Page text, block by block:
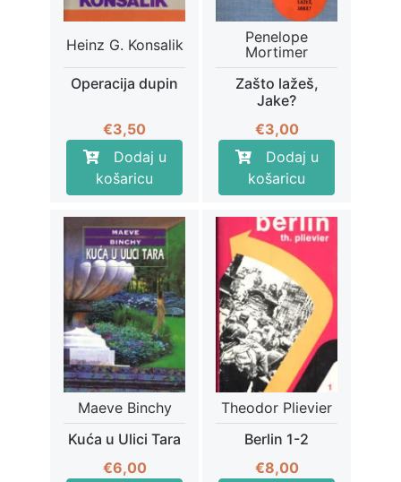
Heinz G. Konsalik
Operacija dupin
€3,50
Dodaj u
košaricu
Penelope
Mortimer
Zašto lažeš,
Jake?
€3,00
Dodaj u
košaricu
Maeve Binchy
Kuća u Ulici Tara
€6,00
Theodor Plievier
Berlin 1-2
€8,00